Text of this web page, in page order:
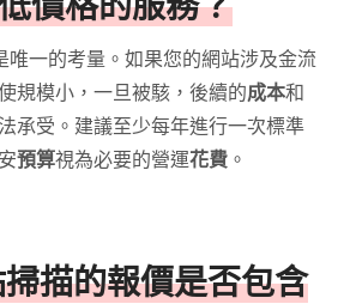
唯一的考量。如果您的網站涉及金流
規模小，一旦被駭，後續的成本和
承受。建議至少每年進行一次標準
預算視為必要的營運花費 。
描的報價是否包含